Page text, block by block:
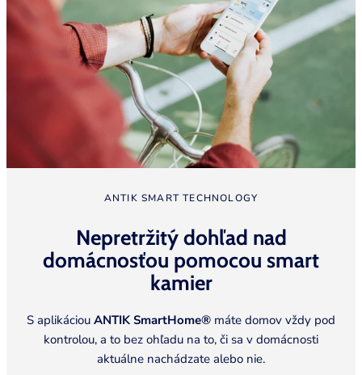
ANTIK SMART TECHNOLOGY
Nepretržitý dohľad nad
domácnosťou pomocou smart
kamier
S aplikáciou ANTIK SmartHome® máte domov vždy pod
kontrolou, a to bez ohľadu na to, či sa v domácnosti
aktuálne nachádzate alebo nie.